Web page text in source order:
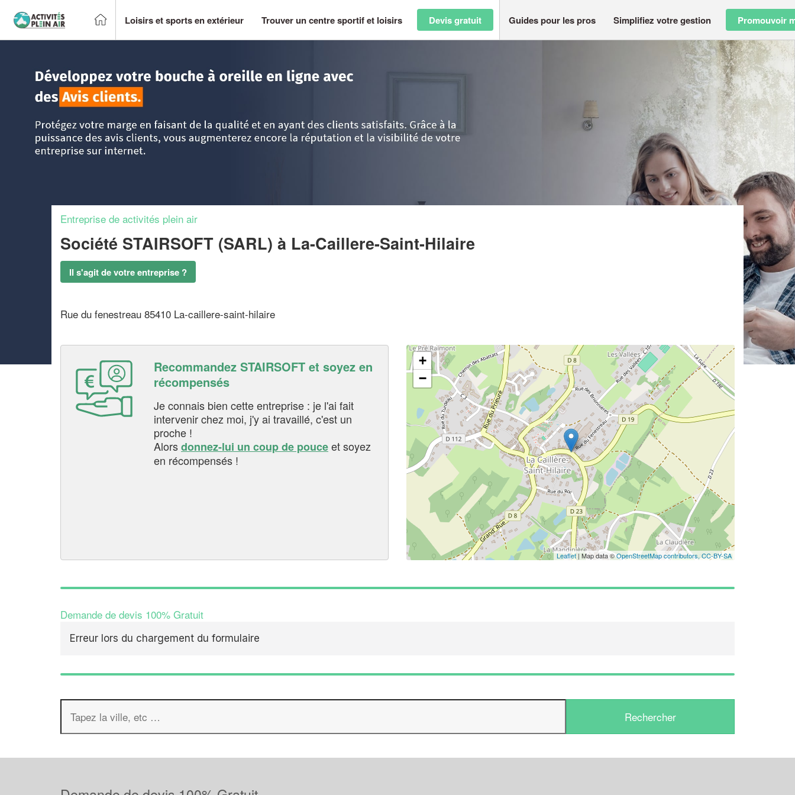
Loisirs et sports en extérieur Trouver un centre sportif et loisirs Devis gratuit Guides pour les pros Simplifiez votre gestion Promouvoir
Entreprise de activités plein air
Société STAIRSOFT (SARL) à La-Caillere-Saint-Hilaire
Il s'agit de votre entreprise ?
Rue du fenestreau 85410 La-caillere-saint-hilaire
Recommandez STAIRSOFT et soyez en
récompensés
Je connais bien cette entreprise : je l'ai fait
intervenir chez moi, j'y ai travaillé, c'est un
proche !
Alorsdonnez-lui un coup de pouceet soyez
en récompensés !
+
−
Leaflet| Map data ©OpenStreetMap contributors, CC-BY-SA
Demande de devis 100% Gratuit
Erreur lors du chargement du formulaire
✕
Vous êtes un
professionnel ?
Augmentez votrechiffre d'affaires
vosmargestout en gagnant de
nouveaux clients!
En savoir plus